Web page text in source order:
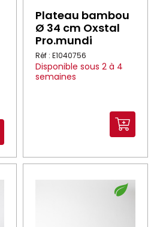
Plateau bambou
Ø 34 cm Oxstal
Pro.mundi
Réf : E1040756
Disponible sous 2 à 4
semaines